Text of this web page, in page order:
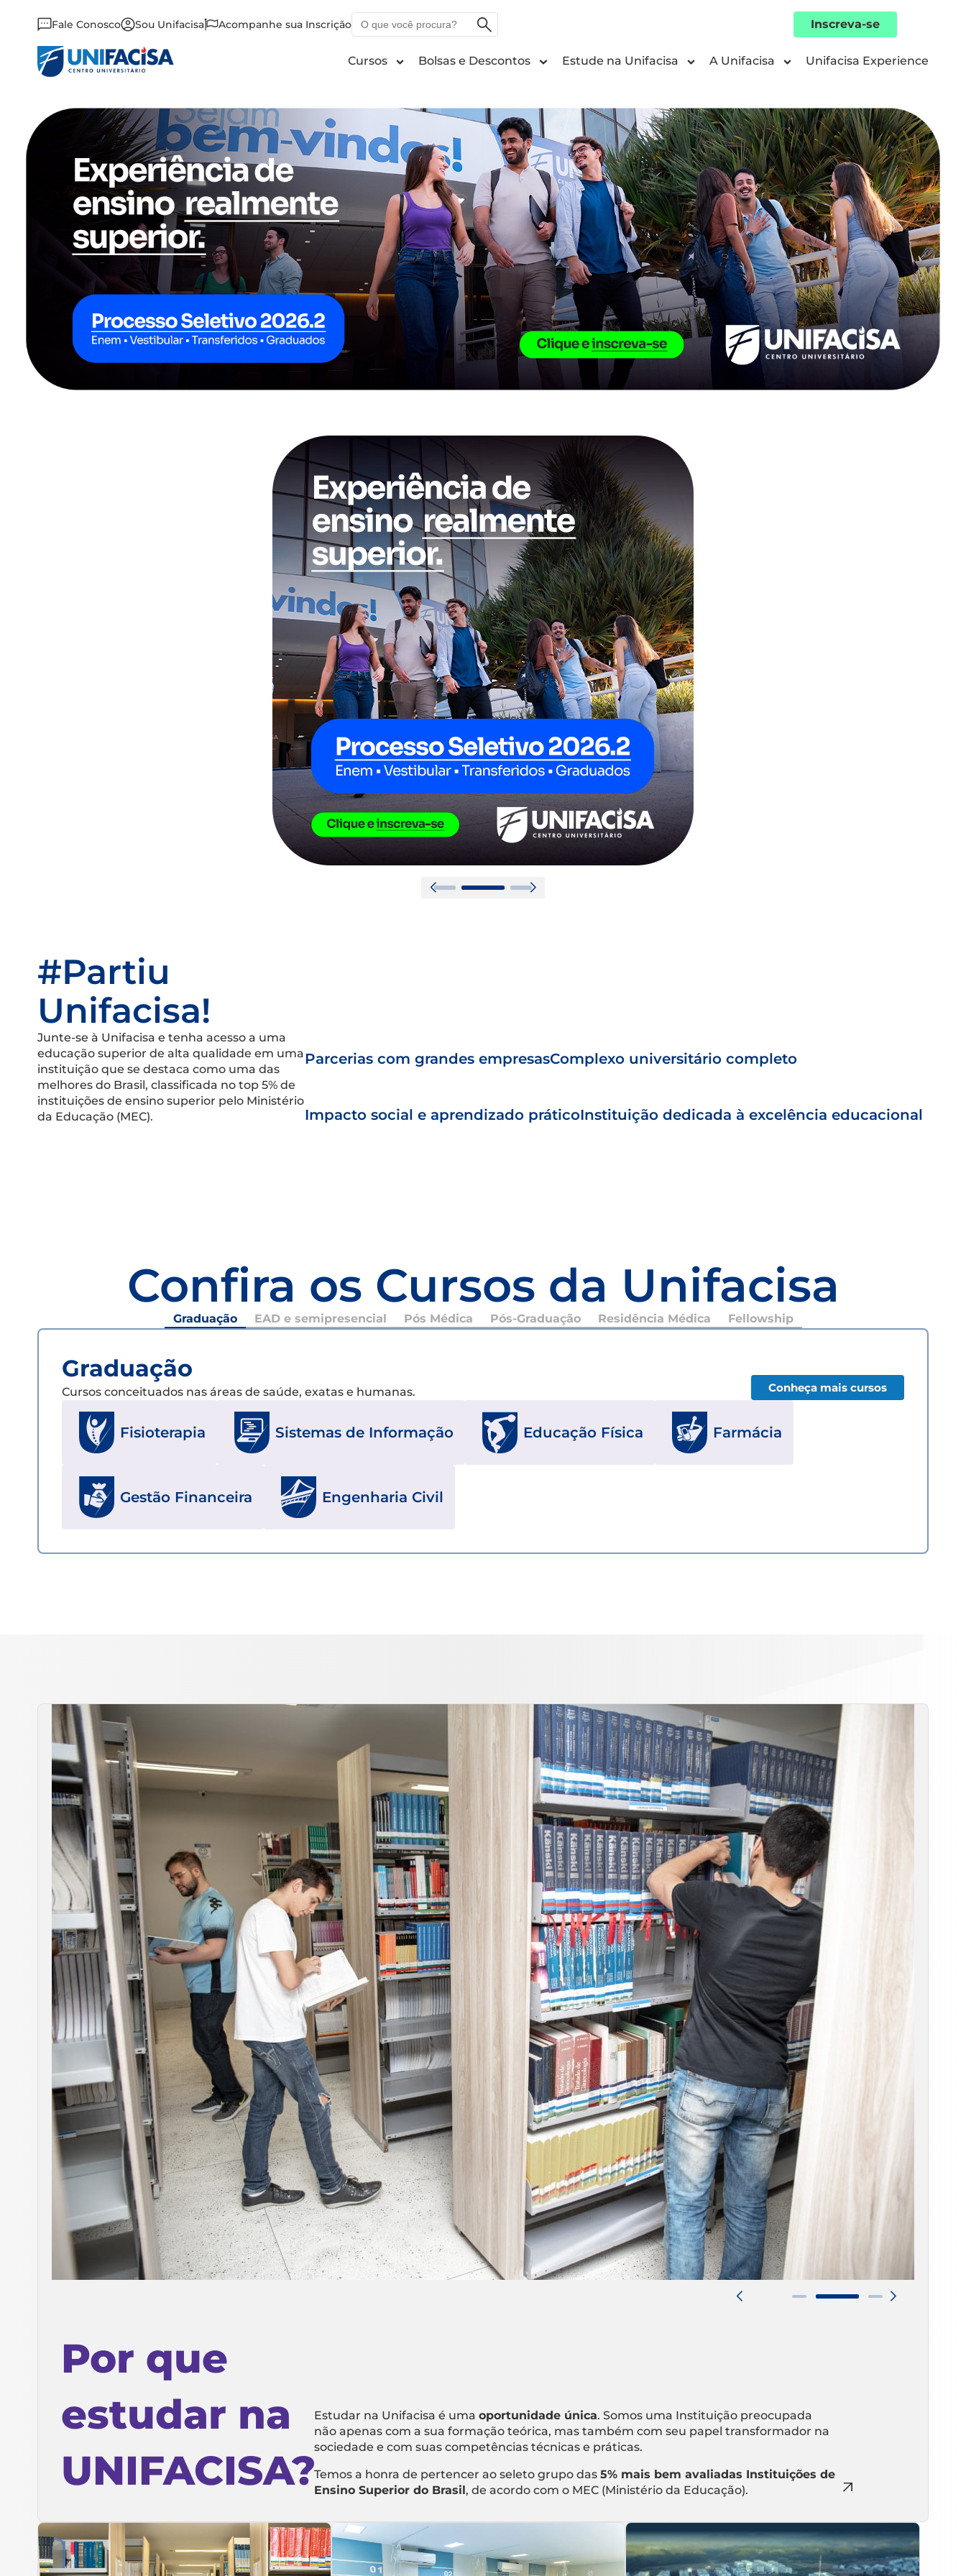
Fale Conosco Sou Unifacisa Acompanhe sua Inscrição
que
procura?
Inscreva-se
Cursos Bolsas e Descontos Estude na Unifacisa A Unifacisa Unifacisa Experience
#Partiu
Unifacisa!
Junte-se à Unifacisa e tenha acesso a uma
educação superior de alta qualidade em uma
instituição que se destaca como uma das
melhores do Brasil, classificada no top 5% de
instituições de ensino superior pelo Ministério
da Educação (MEC).
Parcerias com grandes empresasComplexo universitário completo
Impacto social e aprendizado práticoInstituição dedicada à excelência educacional
Confira os Cursos da Unifacisa
Graduação EAD e semipresencial Pós Médica Pós-Graduação Residência Médica Fellowship
Graduação
Cursos conceituados nas áreas de saúde, exatas e humanas. Conheça mais cursos
Fisioterapia Sistemas de Informação Educação Física Farmácia
Gestão Financeira Engenharia Civil
Por que
estudar na
UNIFACISA?
Estudar na Unifacisa é umaoportunidade única. Somos uma Instituição preocupada
não apenas com a sua formação teórica, mas também com seu papel transformador na
sociedade e com suas competências técnicas e práticas.
Temos a honra de pertencer ao seleto grupo das5% mais bem avaliadas Instituições de
Ensino Superior do Brasil, de acordo com o MEC (Ministério da Educação).